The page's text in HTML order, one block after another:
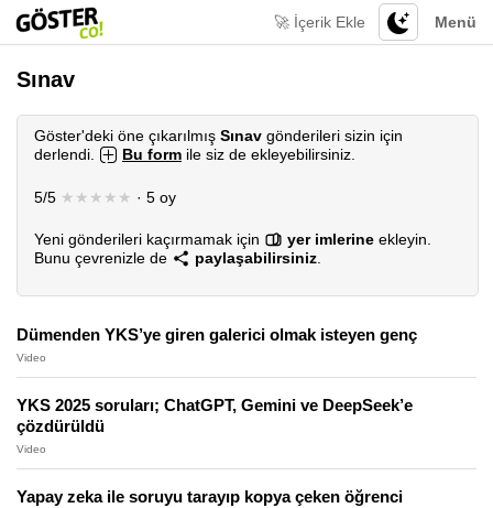
Menü
🚀 İçerik Ekle
Sınav
Göster'deki öne çıkarılmış Sınav gönderileri sizin için
derlendi.
Bu form ile siz de ekleyebilirsiniz.
5/5 ★★★★★ · 5 oy
Yeni gönderileri kaçırmamak için yer imlerine ekleyin.
Bunu çevrenizle de
paylaşabilirsiniz
Dümenden YKS’ye giren galerici olmak isteyen genç
Video
YKS 2025 soruları; ChatGPT, Gemini ve DeepSeek’e
çözdürüldü
Video
Yapay zeka ile soruyu tarayıp kopya çeken öğrenci